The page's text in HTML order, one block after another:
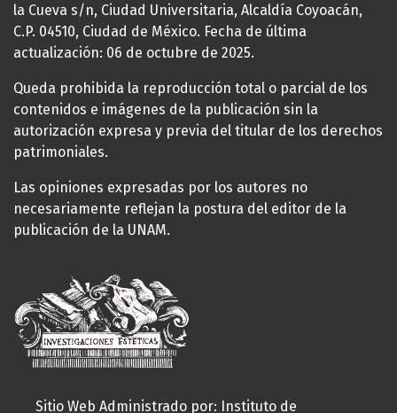
la Cueva s/n, Ciudad Universitaria, Alcaldía Coyoacán,
C.P. 04510, Ciudad de México. Fecha de última
actualización: 06 de octubre de 2025.
Queda prohibida la reproducción total o parcial de los
contenidos e imágenes de la publicación sin la
autorización expresa y previa del titular de los derechos
patrimoniales.
Las opiniones expresadas por los autores no
necesariamente reflejan la postura del editor de la
publicación de la UNAM.
Sitio Web Administrado por: Instituto de